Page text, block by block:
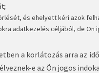
és ehelyett kéri azok
adatkezelés céljából, de
a korlátozás arra az
e az Ön jogos